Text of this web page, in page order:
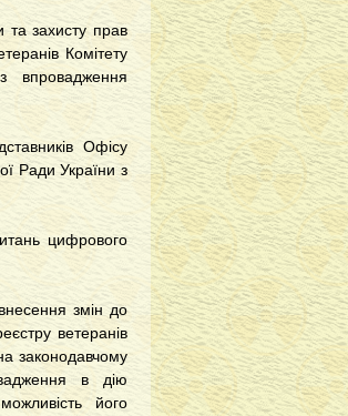
та захисту прав
Комітету
впровадження
Офісу
Ради України з
цифрового
змін до
ветеранів
законодавчому
в дію
його